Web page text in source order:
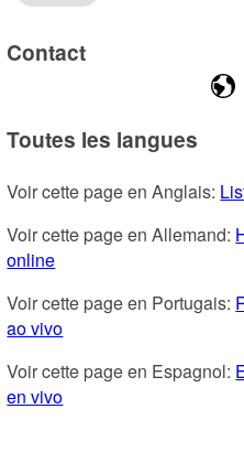
Contact
Toutes les langues
Voir cette page en Anglais:
Voir cette page en Allemand:
online
Voir cette page en Portugais:
ao vivo
Voir cette page en Espagnol:
en vivo